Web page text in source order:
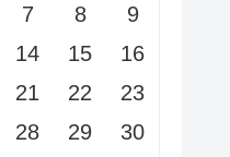
7 8
9
14 15
16
21 22
23
28 29
30